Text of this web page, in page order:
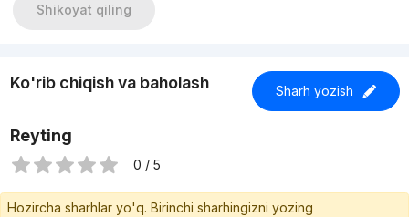
Shikoyat qiling
Ko'rib chiqish va baholash Sharh yozish
Reyting
0 / 5
Hozircha sharhlar yo'q. Birinchi sharhingizni yozing